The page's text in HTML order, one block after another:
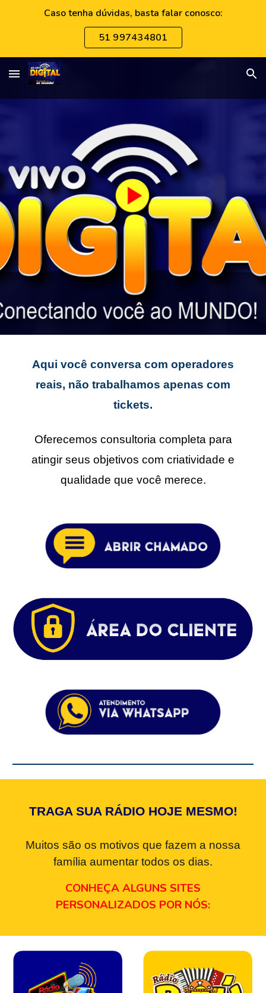
Caso tenha dúvidas, basta falar conosco:
51 997434801
Aqui você conversa com operadores
reais, não trabalhamos apenas com
tickets.
Oferecemos consultoria completa para
atingir seus objetivos com criatividade e
qualidade que você merece.
TRAGA SUA RÁDIO HOJE MESMO!
Muitos são os motivos que fazem a nossa
família aumentar todos os dias.
CONHEÇA ALGUNS SITES
PERSONALIZADOS POR NÓS: